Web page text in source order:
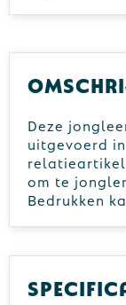
Deze
uitgevoerd
om te
Bedrukken